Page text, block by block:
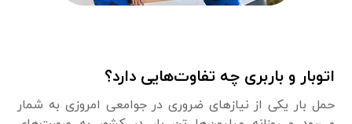
اتوبار و باربری چه تفاوت‌هایی دارد؟
حمل بار یکی از نیازهای ضروری در جوامعی امروزی به شمار